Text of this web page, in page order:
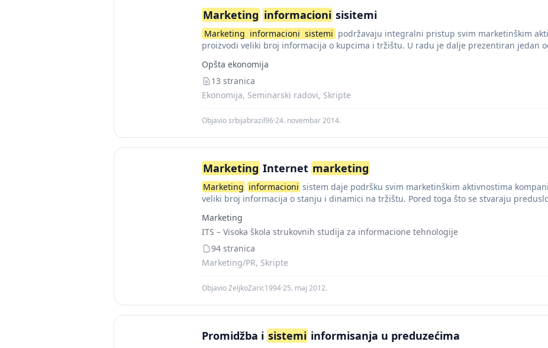
Marketing informacioni sisitemi
Marketing informacioni sistemi podržavaju integralni pristup svim marketinškim
proizvodi veliki broj informacija o kupcima i tržištu. U radu je dalje prezentiran jedan
Opšta ekonomija
13 stranica
Ekonomija, Seminarski radovi, Skripte
Objavio srbijabrazil96·24. novembar 2014.
Marketing Internet marketing
Marketing informacioni sistem daje podršku svim marketinškim aktivnostima
veliki broj informacija o stanju i dinamici na tržištu. Pored toga što se stvaraju
Marketing
ITS – Visoka škola strukovnih studija za informacione tehnologije
94 stranica
Marketing/PR, Skripte
Objavio ZeljkoZaric1994·25. maj 2012.
Promidžba i sistemi informisanja u preduzećima